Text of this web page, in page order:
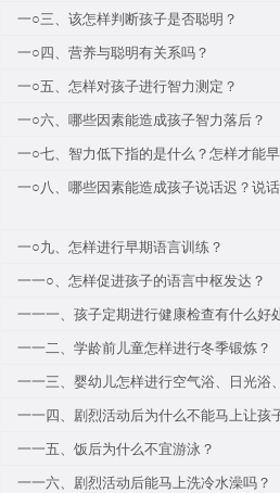
一○三、该怎样判断孩子是否聪明？
一○四、营养与聪明有关系吗？
一○五、怎样对孩子进行智力测定？
一○六、哪些因素能造成孩子智力落后？
一○七、智力低下指的是什么？怎样才能
一○八、哪些因素能造成孩子说话迟？说
一○九、怎样进行早期语言训练？
一一○、怎样促进孩子的语言中枢发达？
一一一、孩子定期进行健康检查有什么好
一一二、学龄前儿童怎样进行冬季锻炼？
一一三、婴幼儿怎样进行空气浴、日光浴
一一四、剧烈活动后为什么不能马上让孩
一一五、饭后为什么不宜游泳？
一一六、剧烈活动后能马上洗冷水澡吗？